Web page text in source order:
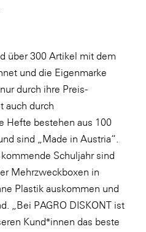
über 300 Artikel mit dem
und die Eigenmarke
durch ihre Preis-
auch durch
Hefte bestehen aus 100
sind „Made in Austria“.
Schuljahr sind
Mehrzweckboxen in
Plastik auskommen und
„Bei PAGRO DISKONT ist
Kund*innen das beste